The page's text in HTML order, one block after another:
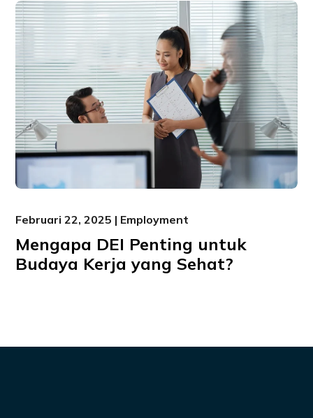
Februari 22, 2025 | Employment
Mengapa DEI Penting untuk
Budaya Kerja yang Sehat?